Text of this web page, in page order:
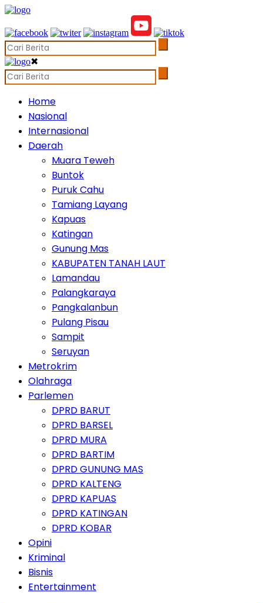
✖
Home
Nasional
Internasional
Daerah
Muara Teweh
Buntok
Puruk Cahu
Tamiang Layang
Kapuas
Katingan
Gunung Mas
KABUPATEN TANAH LAUT
Lamandau
Palangkaraya
Pangkalanbun
Pulang Pisau
Sampit
Seruyan
Metrokrim
Olahraga
Parlemen
DPRD BARUT
DPRD BARSEL
DPRD MURA
DPRD BARTIM
DPRD GUNUNG MAS
DPRD KALTENG
DPRD KAPUAS
DPRD KATINGAN
DPRD KOBAR
Opini
Kriminal
Bisnis
Entertainment